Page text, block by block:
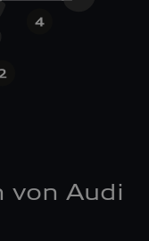
von Audi